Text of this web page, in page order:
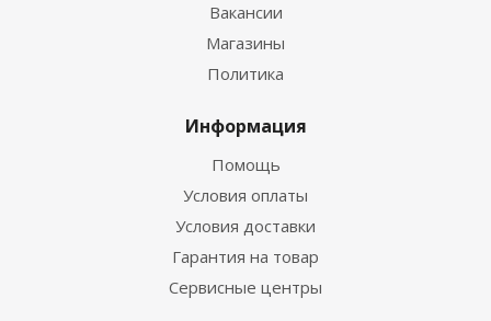
Вакансии
Магазины
Политика
Информация
Помощь
Условия оплаты
Условия доставки
Гарантия на товар
Сервисные центры